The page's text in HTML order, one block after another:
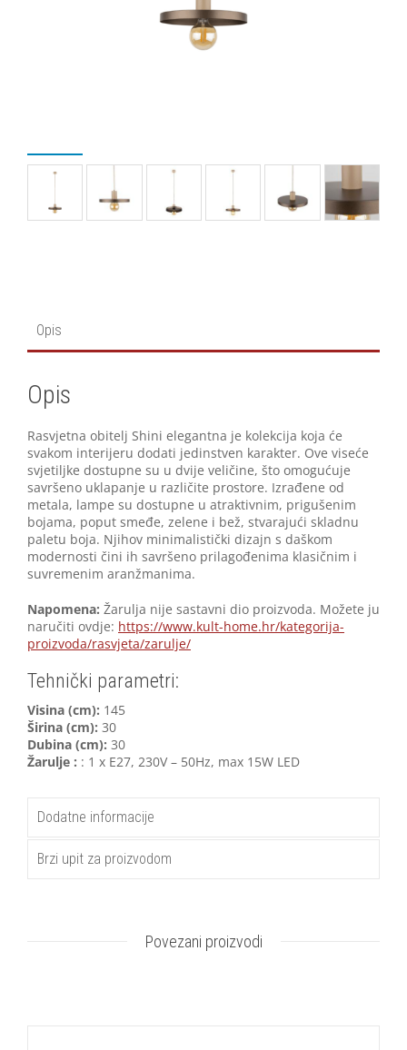
Opis
Opis
Rasvjetna obitelj Shini elegantna je kolekcija koja će
svakom interijeru dodati jedinstven karakter. Ove viseće
svjetiljke dostupne su u dvije veličine, što omogućuje
savršeno uklapanje u različite prostore. Izrađene od
metala, lampe su dostupne u atraktivnim, prigušenim
bojama, poput smeđe, zelene i bež, stvarajući skladnu
paletu boja. Njihov minimalistički dizajn s daškom
modernosti čini ih savršeno prilagođenima klasičnim i
suvremenim aranžmanima.
Napomena: Žarulja nije sastavni dio proizvoda. Možete ju
naručiti ovdje: https://www.kult-home.hr/kategorija-
proizvoda/rasvjeta/zarulje/
Tehnički parametri:
Visina (cm): 145
Širina (cm): 30
Dubina (cm): 30
Žarulje : : 1 x E27, 230V – 50Hz, max 15W LED
Dodatne informacije
Brzi upit za proizvodom
Povezani proizvodi